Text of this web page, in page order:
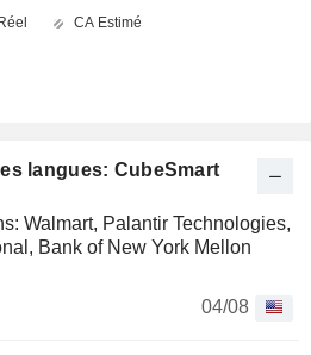
langues: CubeSmart
Walmart, Palantir Technologies,
Bank of New York Mellon
04/08